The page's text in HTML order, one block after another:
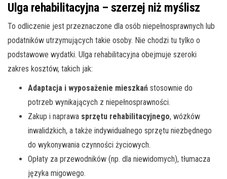
Ulga rehabilitacyjna – szerzej niż myślisz
To odliczenie jest przeznaczone dla osób niepełnosprawnych lub
podatników utrzymujących takie osoby. Nie chodzi tu tylko o
podstawowe wydatki. Ulga rehabilitacyjna obejmuje szeroki
zakres kosztów, takich jak:
Adaptacja i wyposażenie mieszkań stosownie do
potrzeb wynikających z niepełnosprawności.
Zakup i naprawa sprzętu rehabilitacyjnego, wózków
inwalidzkich, a także indywidualnego sprzętu niezbędnego
do wykonywania czynności życiowych.
Opłaty za przewodników (np. dla niewidomych), tłumacza
języka migowego.